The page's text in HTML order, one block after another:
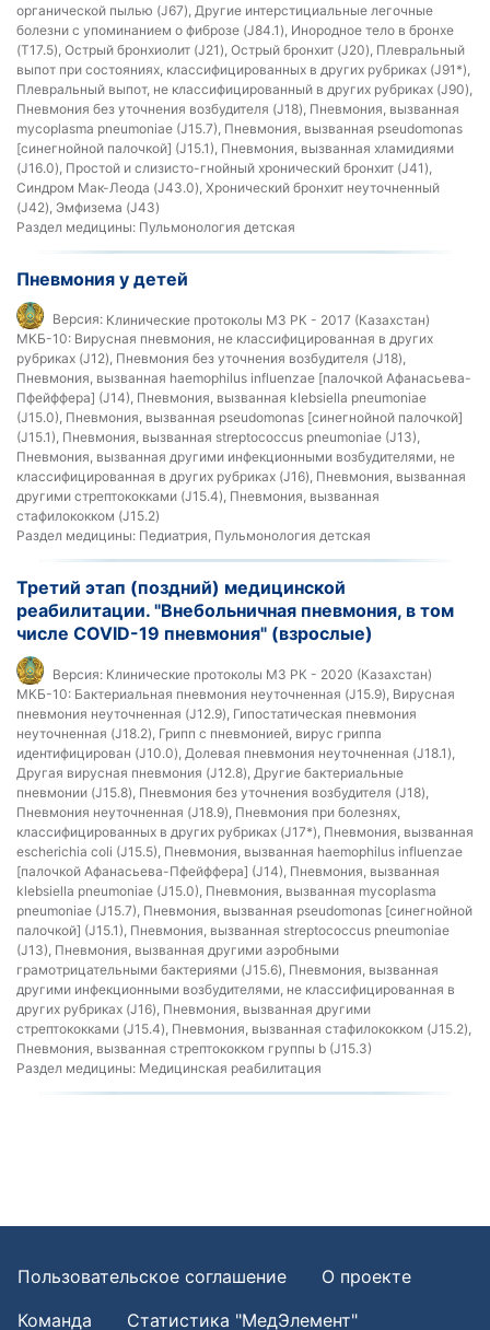
органической пылью (J67), Другие интерстициальные легочные
болезни с упоминанием о фиброзе (J84.1), Инородное тело в бронхе
(T17.5), Острый бронхиолит (J21), Острый бронхит (J20), Плевральный
выпот при состояниях, классифицированных в других рубриках (J91*),
Плевральный выпот, не классифицированный в других рубриках (J90),
Пневмония без уточнения возбудителя (J18), Пневмония, вызванная
mycoplasma pneumoniae (J15.7), Пневмония, вызванная pseudomonas
[синегнойной палочкой] (J15.1), Пневмония, вызванная хламидиями
(J16.0), Простой и слизисто-гнойный хронический бронхит (J41),
Синдром Мак-Леода (J43.0), Хронический бронхит неуточненный
(J42), Эмфизема (J43)
Раздел медицины: Пульмонология детская
Пневмония у детей
Версия: Клинические протоколы МЗ РК - 2017 (Казахстан)
МКБ-10: Вирусная пневмония, не классифицированная в других
рубриках (J12), Пневмония без уточнения возбудителя (J18),
Пневмония, вызванная haemophilus influenzae [палочкой Афанасьева-
Пфейффера] (J14), Пневмония, вызванная klebsiella pneumoniae
(J15.0), Пневмония, вызванная pseudomonas [синегнойной палочкой]
(J15.1), Пневмония, вызванная streptococcus pneumoniae (J13),
Пневмония, вызванная другими инфекционными возбудителями, не
классифицированная в других рубриках (J16), Пневмония, вызванная
другими стрептококками (J15.4), Пневмония, вызванная
стафилококком (J15.2)
Раздел медицины: Педиатрия, Пульмонология детская
Третий этап (поздний) медицинской
реабилитации. "Внебольничная пневмония, в том
числе COVID-19 пневмония" (взрослые)
Версия: Клинические протоколы МЗ РК - 2020 (Казахстан)
МКБ-10: Бактериальная пневмония неуточненная (J15.9), Вирусная
пневмония неуточненная (J12.9), Гипостатическая пневмония
неуточненная (J18.2), Грипп с пневмонией, вирус гриппа
идентифицирован (J10.0), Долевая пневмония неуточненная (J18.1),
Другая вирусная пневмония (J12.8), Другие бактериальные
пневмонии (J15.8), Пневмония без уточнения возбудителя (J18),
Пневмония неуточненная (J18.9), Пневмония при болезнях,
классифицированных в других рубриках (J17*), Пневмония, вызванная
escherichia coli (J15.5), Пневмония, вызванная haemophilus influenzae
[палочкой Афанасьева-Пфейффера] (J14), Пневмония, вызванная
klebsiella pneumoniae (J15.0), Пневмония, вызванная mycoplasma
pneumoniae (J15.7), Пневмония, вызванная pseudomonas [синегнойной
палочкой] (J15.1), Пневмония, вызванная streptococcus pneumoniae
(J13), Пневмония, вызванная другими аэробными
грамотрицательными бактериями (J15.6), Пневмония, вызванная
другими инфекционными возбудителями, не классифицированная в
других рубриках (J16), Пневмония, вызванная другими
стрептококками (J15.4), Пневмония, вызванная стафилококком (J15.2),
Пневмония, вызванная стрептококком группы b (J15.3)
Раздел медицины: Медицинская реабилитация
Пользовательское соглашение
О проекте
Команда
Статистика "МедЭлемент"